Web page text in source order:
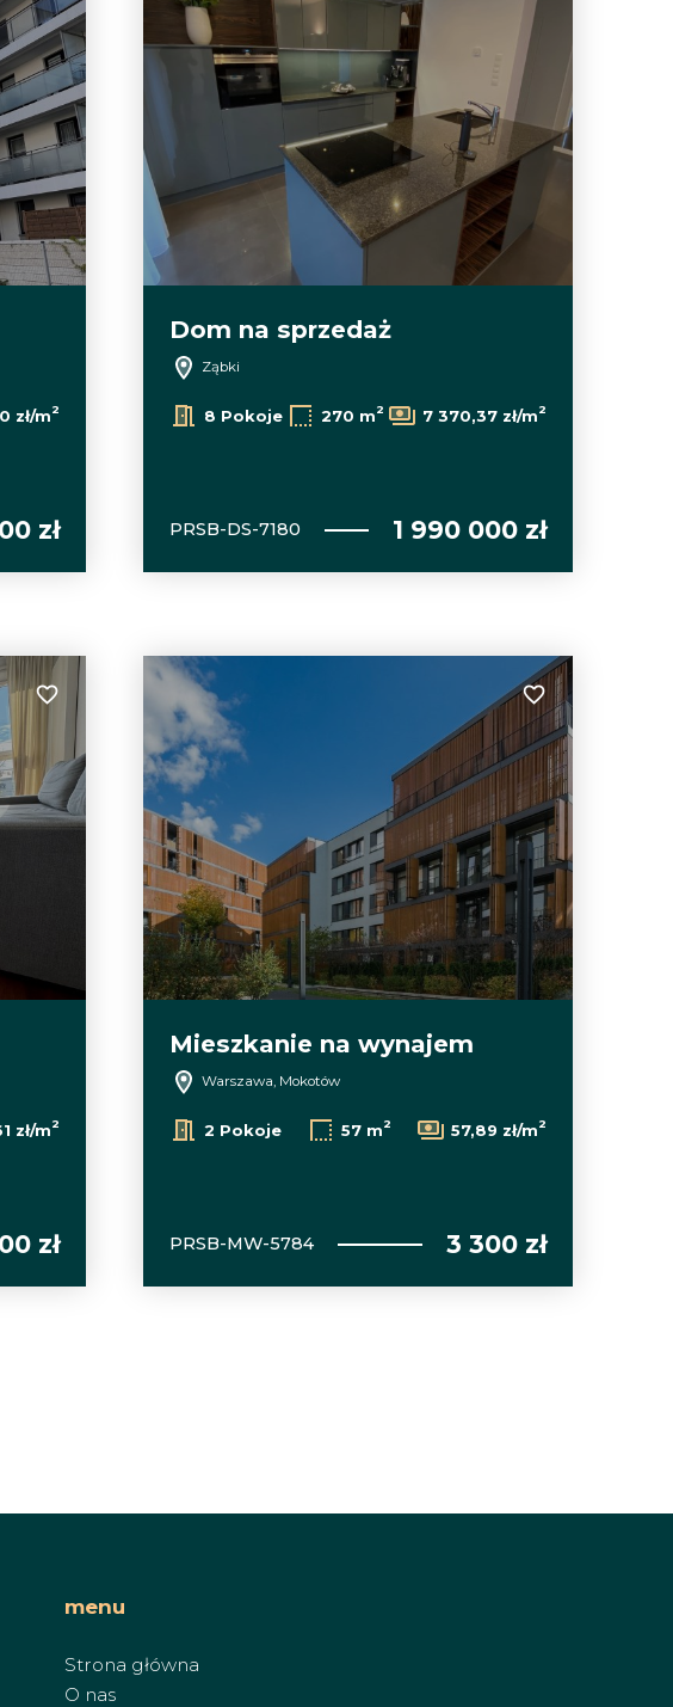
zł/m2
zł
Dom na sprzedaż
Ząbki
8 Pokoje 270 m2 7 370,37 zł/m2
PRSB-DS-7180 1 990 000 zł
Dodaj do ulubionych
zł/m2
zł
Dodaj do
Mieszkanie na wynajem
Warszawa, Mokotów
2 Pokoje 57 m2 57,89 zł/m2
PRSB-MW-5784 3 300 zł
menu
Strona główna
O nas